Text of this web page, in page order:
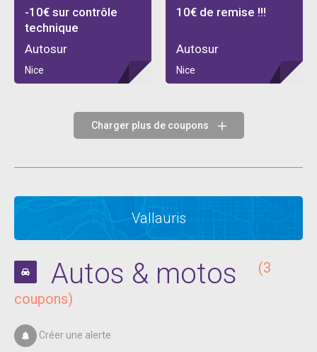
-10€ sur contrôle
technique
Autosur
Nice
10€ de remise !!!
Autosur
Nice
Charger plus de coupons
Vallauris
Autos & motos
(3
coupons)
Créer une alerte